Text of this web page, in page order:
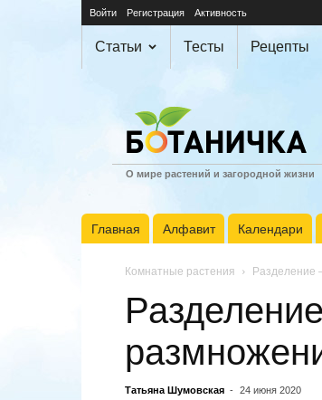
Войти Регистрация Активность
Статьи Тесты Рецепты
О мире растений и загородной жизни
Главная Алфавит Календари
Комнатные растения Разделение
Татьяна Шумовская - 24 июня 2020